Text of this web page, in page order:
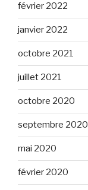
février 2022
janvier 2022
octobre 2021
juillet 2021
octobre 2020
septembre 2020
mai 2020
février 2020